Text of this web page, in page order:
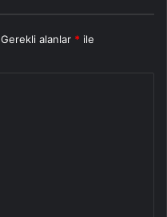
Gerekli alanlar * ile